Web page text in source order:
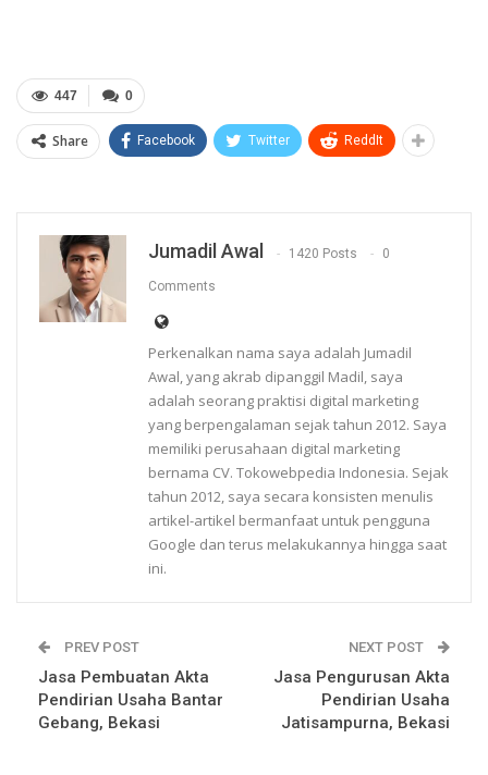
0
447
Share Facebook Twitter ReddIt
Jumadil Awal 1420 Posts 0
Comments
Perkenalkan nama saya adalah Jumadil
Awal, yang akrab dipanggil Madil, saya
adalah seorang praktisi digital marketing
yang berpengalaman sejak tahun 2012. Saya
memiliki perusahaan digital marketing
bernama CV. Tokowebpedia Indonesia. Sejak
tahun 2012, saya secara konsisten menulis
artikel-artikel bermanfaat untuk pengguna
Google dan terus melakukannya hingga saat
ini.
PREV POST
Jasa Pembuatan Akta
Pendirian Usaha Bantar
Gebang, Bekasi
NEXT POST
Jasa Pengurusan Akta
Pendirian Usaha
Jatisampurna, Bekasi